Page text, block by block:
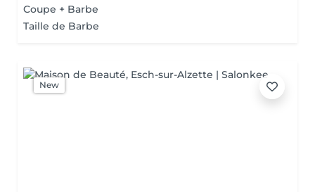
Coupe + Barbe
Taille de Barbe
New